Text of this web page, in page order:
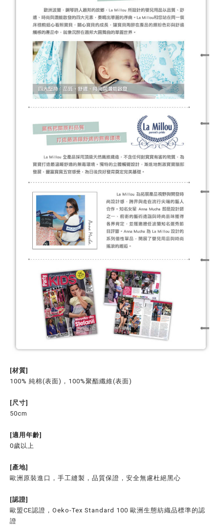
[材質]
100% 純棉(表面)，100%聚酯纖維(表面)
[尺寸]
50cm
[適用年齡]
0歲以上
[產地]
歐洲原裝進口，手工縫製，品質保證，安全無慮杜絕黑心
[認證]
歐盟CE認證，Oeko-Tex Standard 100 歐洲生態紡織品標準的認
證